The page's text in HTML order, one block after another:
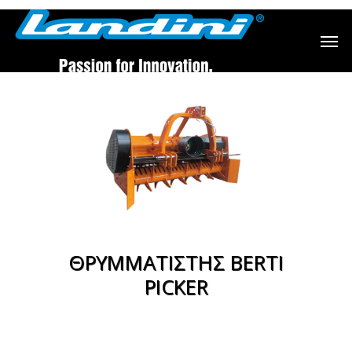
ΘΡΥΜΜΑΤΙΣΤΗΣ BERTI
PICKER